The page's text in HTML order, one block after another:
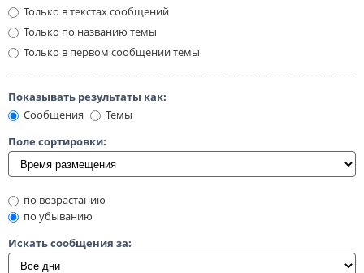
Только в текстах сообщений
Только по названию темы
Только в первом сообщении темы
Показывать результаты как:
Сообщения
Темы
Поле сортировки:
по возрастанию
по убыванию
Искать сообщения за: